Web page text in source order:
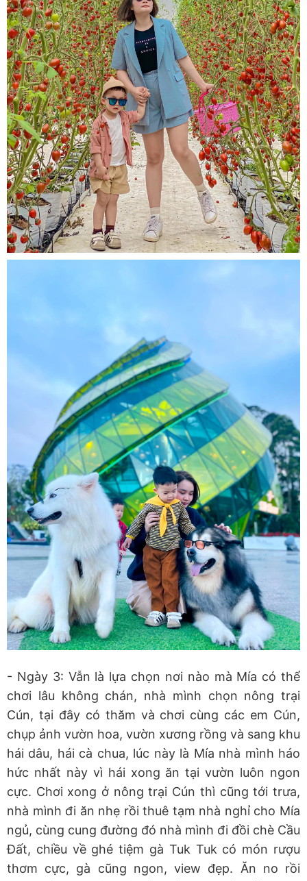
- Ngày 3: Vẫn là lựa chọn nơi nào mà Mía có thể
chơi lâu không chán, nhà mình chọn nông trại
Cún, tại đây có thăm và chơi cùng các em Cún,
chụp ảnh vườn hoa, vườn xương rồng và sang khu
hái dâu, hái cà chua, lúc này là Mía nhà mình háo
hức nhất này vì hái xong ăn tại vườn luôn ngon
cực. Chơi xong ở nông trại Cún thì cũng tới trưa,
nhà mình đi ăn nhẹ rồi thuê tạm nhà nghỉ cho Mía
ngủ, cùng cung đường đó nhà mình đi đồi chè Cầu
Đất, chiều về ghé tiệm gà Tuk Tuk có món rượu
thơm cực, gà cũng ngon, view đẹp. Ăn no rồi